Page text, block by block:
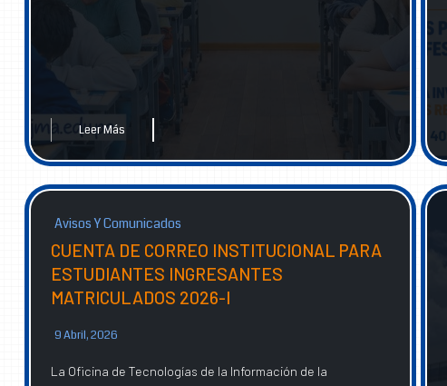
Leer Más
Avisos Y Comunicados
CUENTA DE CORREO INSTITUCIONAL PARA
ESTUDIANTES INGRESANTES
MATRICULADOS 2026-I
9 Abril, 2026
La Oficina de Tecnologías de la Información de la